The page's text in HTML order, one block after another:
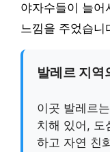
야자수들이 늘어
느낌을 주었습니
발레르 지역
이곳 발레르
치해 있어, 도
하고 자연 친